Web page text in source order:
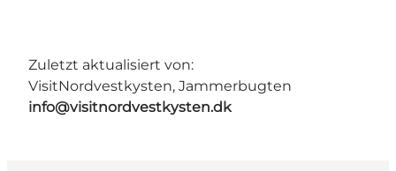
Zuletzt aktualisiert von:
VisitNordvestkysten, Jammerbugten
info@visitnordvestkysten.dk